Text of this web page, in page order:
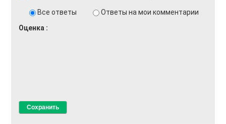
Все ответы
Ответы на мои комментарии
Оценка